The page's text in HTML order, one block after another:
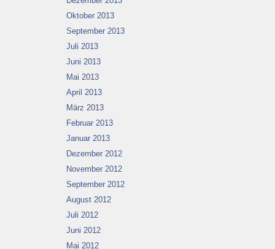
Oktober 2013
September 2013
Juli 2013
Juni 2013
Mai 2013
April 2013
März 2013
Februar 2013
Januar 2013
Dezember 2012
November 2012
September 2012
August 2012
Juli 2012
Juni 2012
Mai 2012